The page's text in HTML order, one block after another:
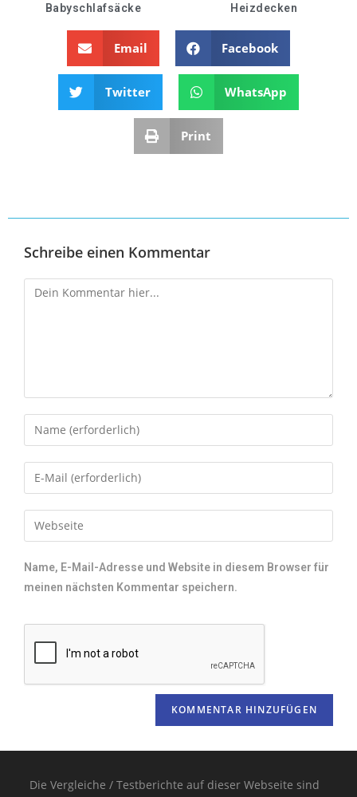
Babyschlafsäcke Heizdecken
Email Facebook
Twitter WhatsApp
Print
Schreibe einen Kommentar
Name, E-Mail-Adresse und Website in diesem Browser für
meinen nächsten Kommentar speichern.
Die Vergleiche / Testberichte auf dieser Webseite sind